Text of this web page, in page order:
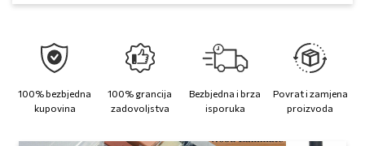
100% bezbjedna
kupovina
100% grancija
zadovoljstva
Bezbjedna i brza
isporuka
Povrat i zamjena
proizvoda